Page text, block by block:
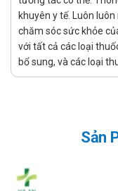
Việc quên một liều
trọng, tuy nhiên nếu
gây ảnh hưởng đến
xảy ra thì chỉ cần sử
uống liều sắp đến.
nhắc nhở, báo thức
Xử lý quá quên
khuyên y tế. Luôn
chăm sóc sức khỏe
với tất cả các loại
bổ sung, và các loại
Sản